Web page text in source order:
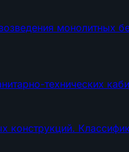
монолитных
технических